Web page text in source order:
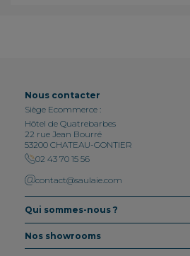
Nous contacter
Siège Ecommerce :
Hôtel de Quatrebarbes
22 rue Jean Bourré
53200 CHATEAU-GONTIER
02 43 70 15 56
contact@saulaie.com
Qui sommes-nous ?
Nos showrooms